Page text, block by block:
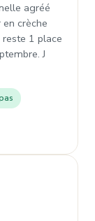
agréé
crèche
1 place
J